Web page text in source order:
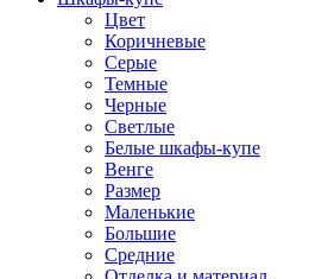
Цвет
Коричневые
Серые
Темные
Черные
Светлые
Белые шкафы-купе
Венге
Размер
Маленькие
Большие
Средние